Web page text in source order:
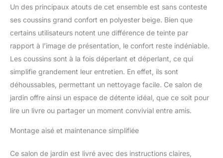
et ne nécessitant pas
d'entretien particulier)
UTILISATION
INTÉRIEURE ET
EXTÉRIEURE : convient
autant à un usage
extérieur (jardin, piscine,
camping, plage) comme
intérieur (véranda, patio)
MONTAGE FACILE ET
RAPIDE : notice de
Un des principaux atouts de cet ensemble est sans conteste
ses coussins grand confort en polyester beige. Bien que
certains utilisateurs notent une différence de teinte par
rapport à l’image de présentation, le confort reste indéniable.
Les coussins sont à la fois déperlant et déperlant, ce qui
simplifie grandement leur entretien. En effet, ils sont
déhoussables, permettant un nettoyage facile. Ce salon de
jardin offre ainsi un espace de détente idéal, que ce soit pour
lire un livre ou partager un moment convivial entre amis.
Montage aisé et maintenance simplifiée
Ce salon de jardin est livré avec des instructions claires,